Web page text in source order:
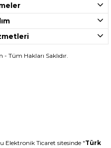
Hakları Saklıdır.
sitesinde "Türk